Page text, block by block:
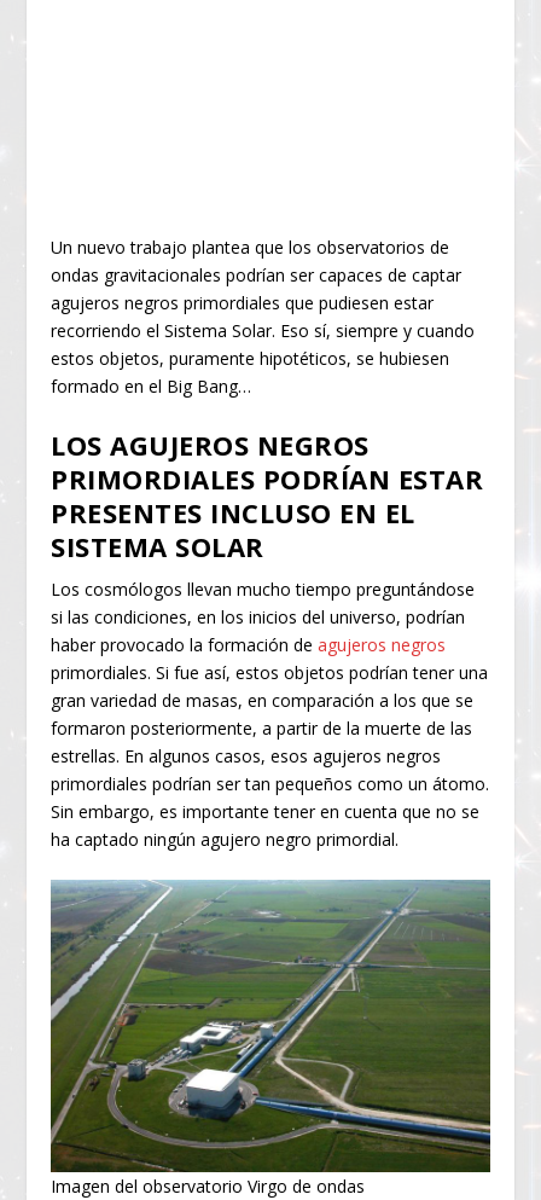
Un nuevo trabajo plantea que los observatorios de
ondas gravitacionales podrían ser capaces de captar
agujeros negros primordiales que pudiesen estar
recorriendo el Sistema Solar. Eso sí, siempre y cuando
estos objetos, puramente hipotéticos, se hubiesen
formado en el Big Bang…
LOS AGUJEROS NEGROS
PRIMORDIALES PODRÍAN ESTAR
PRESENTES INCLUSO EN EL
SISTEMA SOLAR
Los cosmólogos llevan mucho tiempo preguntándose
si las condiciones, en los inicios del universo, podrían
haber provocado la formación deagujeros negros
primordiales. Si fue así, estos objetos podrían tener una
gran variedad de masas, en comparación a los que se
formaron posteriormente, a partir de la muerte de las
estrellas. En algunos casos, esos agujeros negros
primordiales podrían ser tan pequeños como un átomo.
Sin embargo, es importante tener en cuenta que no se
ha captado ningún agujero negro primordial.
Imagen del observatorio Virgo de ondas